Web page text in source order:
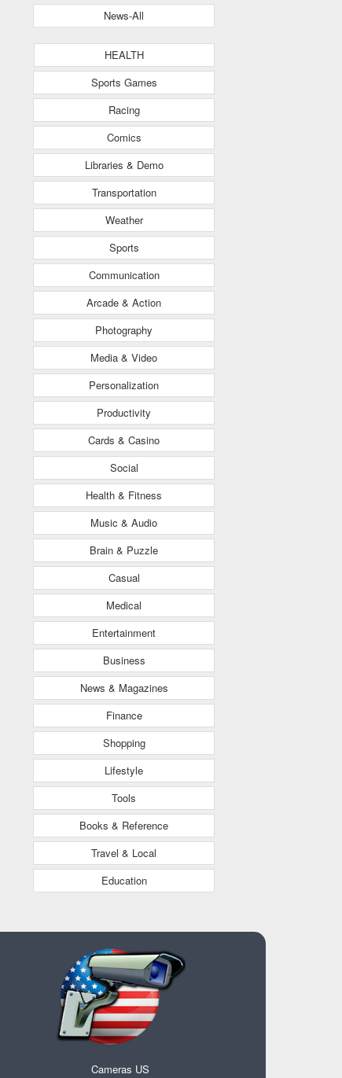
News-All
HEALTH
Sports Games
Racing
Comics
Libraries & Demo
Transportation
Weather
Sports
Communication
Arcade & Action
Photography
Media & Video
Personalization
Productivity
Cards & Casino
Social
Health & Fitness
Music & Audio
Brain & Puzzle
Casual
Medical
Entertainment
Business
News & Magazines
Finance
Shopping
Lifestyle
Tools
Books & Reference
Travel & Local
Education
Cameras US